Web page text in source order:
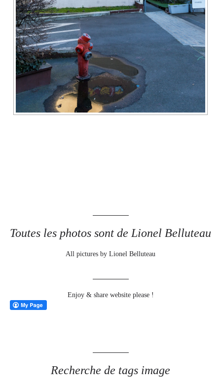
Toutes les photos sont de Lionel Belluteau
All pictures by Lionel Belluteau
Enjoy & share website please !
Recherche de tags image